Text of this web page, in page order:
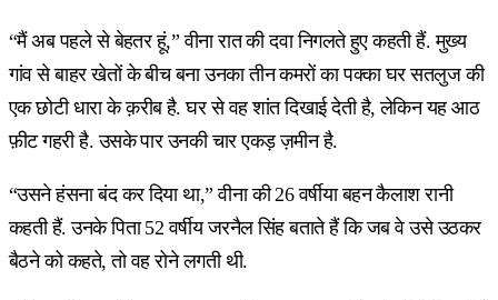
“मैं अब पहले से बेहतर हूं,” वीना रात की दवा निगलते हुए कहती हैं. मुख्य
गांव से बाहर खेतों के बीच बना उनका तीन कमरों का पक्का घर सतलुज की
एक छोटी धारा के क़रीब है. घर से वह शांत दिखाई देती है, लेकिन यह आठ
फ़ीट गहरी है. उसके पार उनकी चार एकड़ ज़मीन है.
“उसने हंसना बंद कर दिया था,” वीना की 26 वर्षीया बहन कैलाश रानी
कहती हैं. उनके पिता 52 वर्षीय जरनैल सिंह बताते हैं कि जब वे उसे उठकर
बैठने को कहते, तो वह रोने लगती थी.